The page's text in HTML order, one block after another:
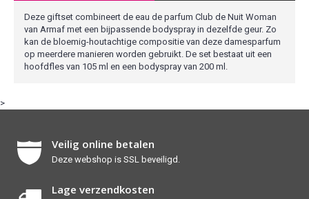
Deze giftset combineert de eau de parfum Club de Nuit Woman
van Armaf met een bijpassende bodyspray in dezelfde geur. Zo
kan de bloemig-houtachtige compositie van deze damesparfum
op meerdere manieren worden gebruikt. De set bestaat uit een
hoofdfles van 105 ml en een bodyspray van 200 ml.
>
Veilig online betalen
Deze webshop is SSL beveiligd.
Lage verzendkosten